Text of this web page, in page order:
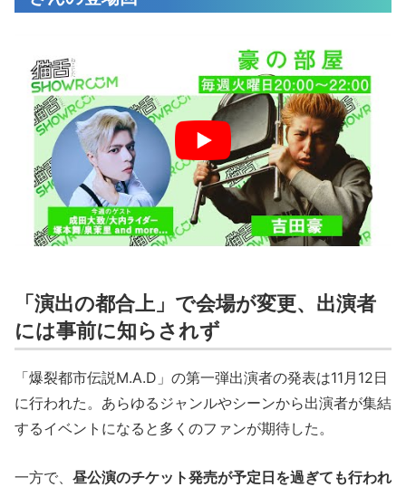
「演出の都合上」で会場が変更、出演者
には事前に知らされず
「爆裂都市伝説M.A.D」の第一弾出演者の発表は11月12日
に行われた。あらゆるジャンルやシーンから出演者が集結
するイベントになると多くのファンが期待した。
一方で、 昼公演のチケット発売が予定日を過ぎても行われ